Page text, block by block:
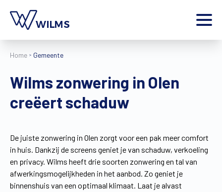
Home
Producten
Contact
Extra
Jobs
Wilms World
Home Gemeente
Wilms zonwering in Olen
creëert schaduw
De juiste zonwering in Olen zorgt voor een pak meer comfort
in huis. Dankzij de screens geniet je van schaduw, verkoeling
en privacy. Wilms heeft drie soorten zonwering en tal van
afwerkingsmogelijkheden in het aanbod. Zo geniet je
binnenshuis van een optimaal klimaat. Laat je alvast